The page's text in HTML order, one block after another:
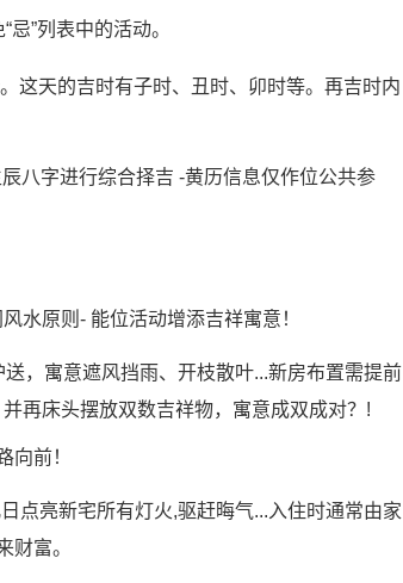
忌”列表中的活动。
这天的吉时有子时、丑时、卯时等。再吉时内
八字进行综合择吉 -黄历信息仅作位公共参
水原则- 能位活动增添吉祥寓意！
，寓意遮风挡雨、开枝散叶...新房布置需提前
再床头摆放双数吉祥物，寓意成双成对？!
向前！
点亮新宅所有灯火,驱赶晦气...入住时通常由家
财富。